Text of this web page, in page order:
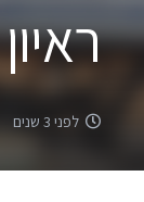
לפני 3 שנים